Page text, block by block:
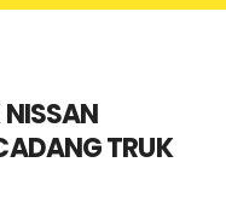
NISSAN
TRUK